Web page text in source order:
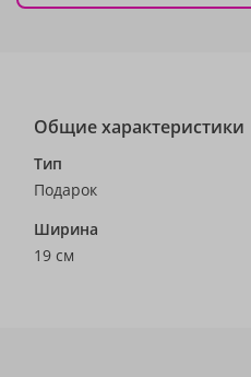
Общие характеристики
Тип
Подарок
Ширина
19 см